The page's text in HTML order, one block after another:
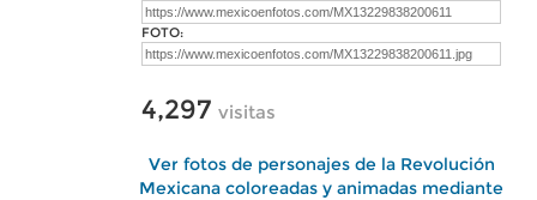
FOTO:
4,297 visitas
Ver fotos de personajes de la Revolución
Mexicana coloreadas y animadas mediante